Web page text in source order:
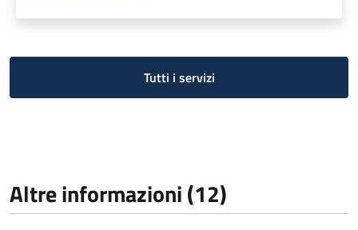
Tutti i servizi
Altre informazioni (12)